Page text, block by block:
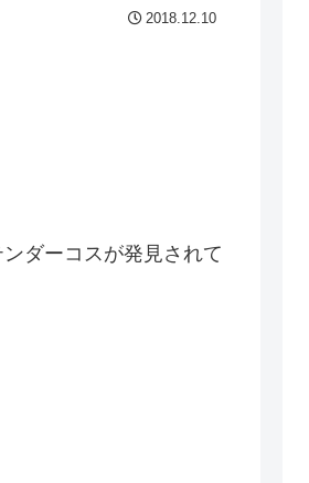
2018.12.10
ダーコスが発見されて